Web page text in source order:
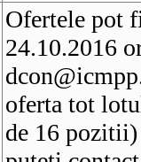
Ofertele pot
24.10.2016
oferta tot
de 16